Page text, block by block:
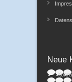
Neue